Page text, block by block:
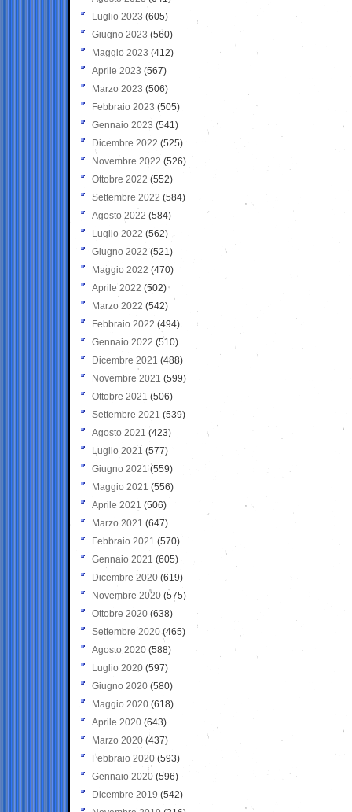
Luglio 2023 (605)
Giugno 2023 (560)
Maggio 2023 (412)
Aprile 2023 (567)
Marzo 2023 (506)
Febbraio 2023 (505)
Gennaio 2023 (541)
Dicembre 2022 (525)
Novembre 2022 (526)
Ottobre 2022 (552)
Settembre 2022 (584)
Agosto 2022 (584)
Luglio 2022 (562)
Giugno 2022 (521)
Maggio 2022 (470)
Aprile 2022 (502)
Marzo 2022 (542)
Febbraio 2022 (494)
Gennaio 2022 (510)
Dicembre 2021 (488)
Novembre 2021 (599)
Ottobre 2021 (506)
Settembre 2021 (539)
Agosto 2021 (423)
Luglio 2021 (577)
Giugno 2021(559)
Maggio 2021 (556)
Aprile 2021 (506)
Marzo 2021 (647)
Febbraio 2021 (570)
Gennaio 2021 (605)
Dicembre 2020 (619)
Novembre 2020 (575)
Ottobre 2020 (638)
Settembre 2020(465)
Agosto 2020 (588)
Luglio 2020 (597)
Giugno 2020 (580)
Maggio 2020 (618)
Aprile 2020 (643)
Marzo 2020 (437)
Febbraio 2020 (593)
Gennaio 2020 (596)
Dicembre 2019 (542)